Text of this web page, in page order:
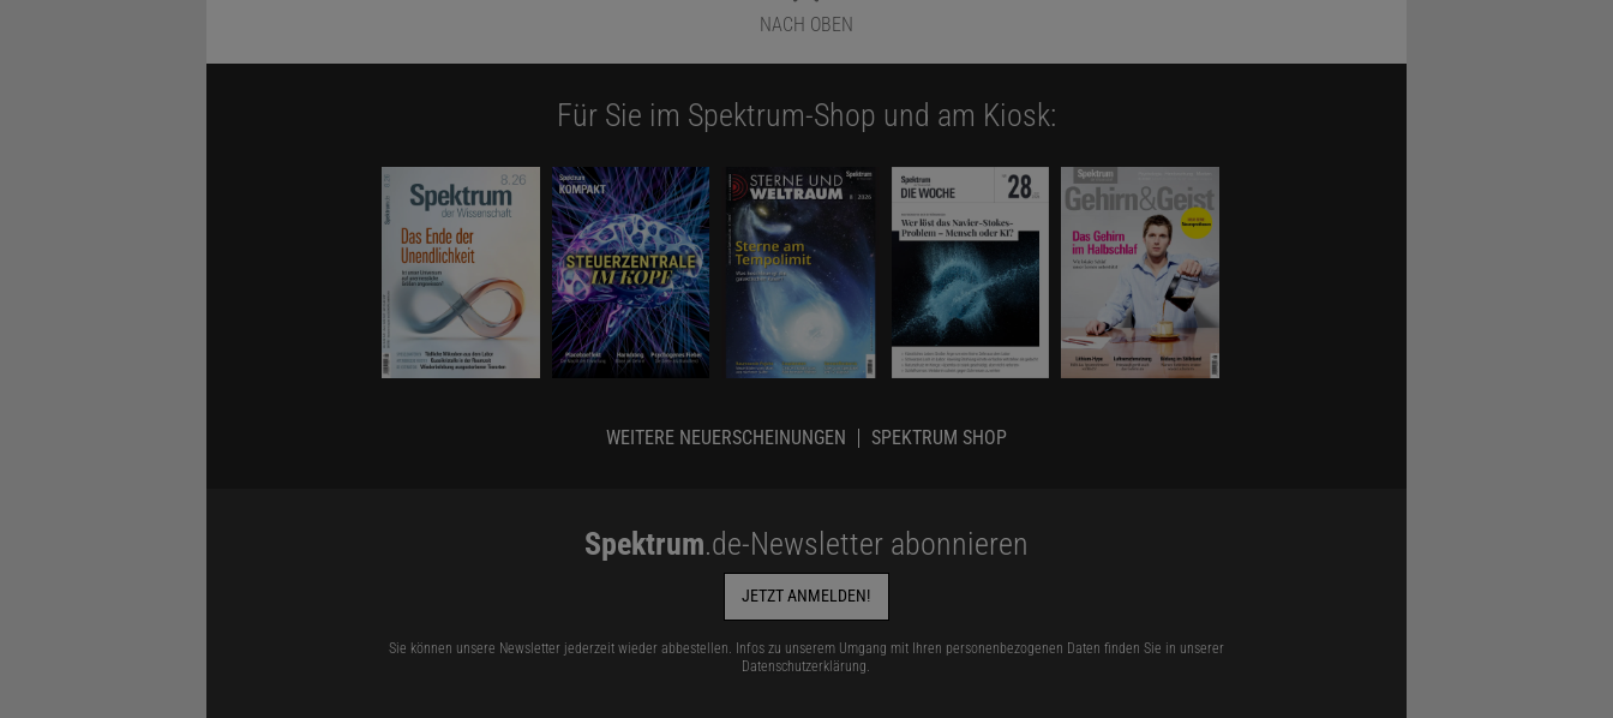
NACH OBEN
Für Sie im Spektrum-Shop und am Kiosk:
WEITERE NEUERSCHEINUNGEN SPEKTRUM SHOP
Spektrum.de-Newsletter abonnieren
JETZT ANMELDEN!
Sie können unsere Newsletter jederzeit wieder abbestellen. Infos zu unserem Umgang mit Ihren personenbezogenen Daten finden Sie in unserer
Datenschutzerklärung.